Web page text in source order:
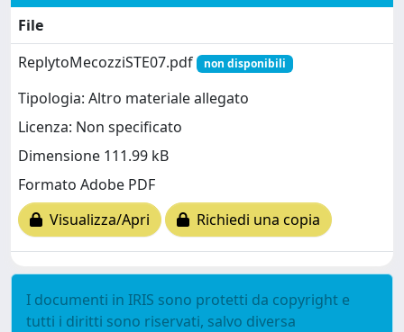
File
ReplytoMecozziSTE07.pdf
non disponibili
Tipologia: Altro materiale allegato
Licenza: Non specificato
Dimensione 111.99 kB
Formato Adobe PDF
Visualizza/Apri
Richiedi una copia
I documenti in IRIS sono protetti da copyright e
tutti i diritti sono riservati, salvo diversa